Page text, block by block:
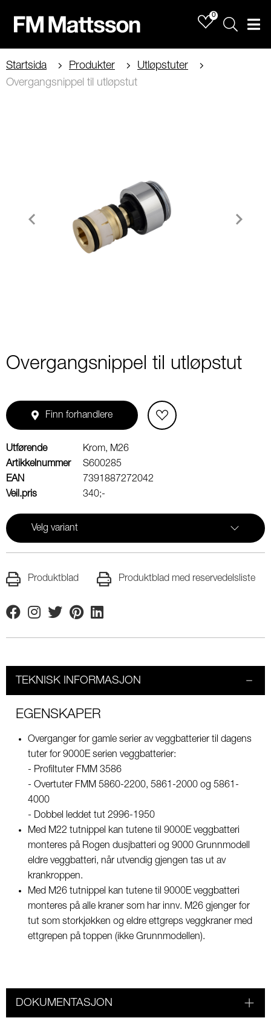
0
Sök
Startsida Produkter
Utløpstuter
Overgangsnippel til utløpstut
Overgangsnippel til utløpstut
Finn forhandlere
Utførende
Krom, M26
Artikkelnummer
S600285
EAN
7391887272042
Veil.pris
340;-
Velg variant
Produktblad Produktblad med reservedelsliste
FacebookInstagram
TwitterPinterestLinkedin
TEKNISK INFORMASJON
EGENSKAPER
Overganger for gamle serier av veggbatterier til dagens
tuter for 9000E serien veggbatterier:
- Profiltuter FMM 3586
- Overtuter FMM 5860-2200, 5861-2000 og 5861-
4000
- Dobbel leddet tut 2996-1950
Med M22 tutnippel kan tutene til 9000E veggbatteri
monteres på Rogen dusjbatteri og 9000 Grunnmodell
eldre veggbatteri, når utvendig gjengen tas ut av
krankroppen.
Med M26 tutnippel kan tutene til 9000E veggbatteri
monteres på alle kraner som har innv. M26 gjenger for
tut som storkjøkken og eldre ettgreps veggkraner med
ettgrepen på toppen (ikke Grunnmodellen).
DOKUMENTASJON